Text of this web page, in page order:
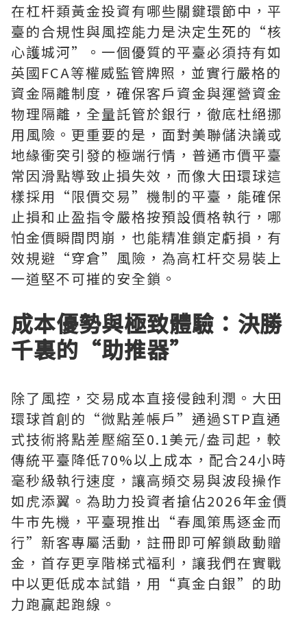
在杠杆類黃金投資有哪些關鍵環節中，平
臺的合規性與風控能力是決定生死的“核
心護城河”。一個優質的平臺必須持有如
英國FCA等權威監管牌照，並實行嚴格的
資金隔離制度，確保客戶資金與運營資金
物理隔離，全量託管於銀行，徹底杜絕挪
用風險。更重要的是，面對美聯儲決議或
地緣衝突引發的極端行情，普通市價平臺
常因滑點導致止損失效，而像大田環球這
樣採用“限價交易”機制的平臺，能確保
止損和止盈指令嚴格按預設價格執行，哪
怕金價瞬間閃崩，也能精准鎖定虧損，有
效規避“穿倉”風險，為高杠杆交易裝上
一道堅不可摧的安全鎖。
成本優勢與極致體驗：決勝
千裏的“助推器”
除了風控，交易成本直接侵蝕利潤。大田
環球首創的“微點差帳戶”通過STP直通
式技術將點差壓縮至0.1美元/盎司起，較
傳統平臺降低70%以上成本，配合24小時
毫秒級執行速度，讓高頻交易與波段操作
如虎添翼。為助力投資者搶佔2026年金價
牛市先機，平臺現推出“春風策馬逐金而
行”新客專屬活動，註冊即可解鎖啟動贈
金，首存更享階梯式福利，讓我們在實戰
中以更低成本試錯，用“真金白銀”的助
力跑贏起跑線。